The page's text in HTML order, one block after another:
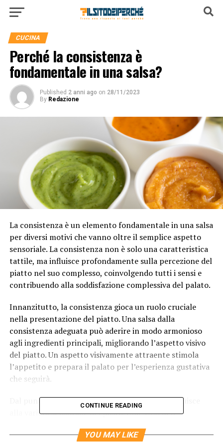
CUCINA
Perché la consistenza è
fondamentale in una salsa?
Published 2 anni ago on 28/11/2023
By Redazione
La consistenza è un elemento fondamentale in una salsa
per diversi motivi che vanno oltre il semplice aspetto
sensoriale. La consistenza non è solo una caratteristica
tattile, ma influisce profondamente sulla percezione del
piatto nel suo complesso, coinvolgendo tutti i sensi e
contribuendo alla soddisfazione complessiva del palato.
Innanzitutto, la consistenza gioca un ruolo cruciale
nella presentazione del piatto. Una salsa dalla
consistenza adeguata può aderire in modo armonioso
agli ingredienti principali, migliorando l’aspetto visivo
del piatto. Un aspetto visivamente attraente stimola
l’appetito e prepara il palato per l’esperienza gustativa
che seguirà.
Dal punto di vista tattile, la consistenza contribuisce
alla varietà sensoriale del pasto. Una salsa ben
leggermente liquida a seconda della preparazione, offre
CONTINUE READING
YOU MAY LIKE